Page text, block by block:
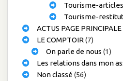
Tourisme-articles
Tourisme-
ACTUS PAGE PRINCIPALE
LE COMPTOIR (7)
On parle de nous (1)
Les relations dans mon
Non classé(56)